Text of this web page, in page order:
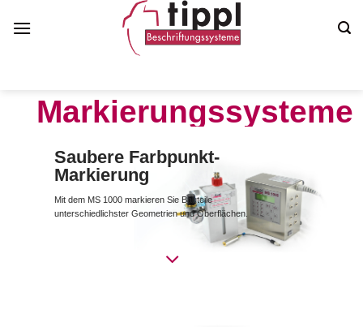
Inhalt
Markierungssysteme
Saubere Farbpunkt-
Markierung
Mit dem MS 1000 markieren Sie Bauteile
unterschiedlichster Geometrien und Oberflächen.